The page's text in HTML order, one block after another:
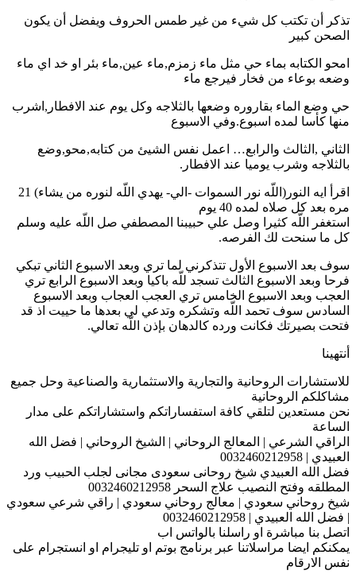
تذكر أن تكتب كل شيء من غير طمس الحروف ويفضل أن يكون
الصحن كبير
امحو الكتابه بماء حي مثل ماء زمزم,ماء عين,ماء بئر او خد اي ماء
وضعه بوعاء من فخار فيرجع ماء
حي وضع الماء بقاروره وضعها بالثلاجه وكل يوم عند الافطار,اشرب
منها كأسا لمده اسبوع.وفي الاسبوع
الثاني ,الثالث والرابع… اعمل نفس الشيئ من كتابه,محو,وضع
بالثلاجه وشرب يوميا عند الافطار.
اقرأ ايه النور(اللّه نور السموات -الي- يهدي اللّه لنوره من يشاء) 21
مره بعد كل صلاه لمده 40 يوم
استغفر اللّه كثيرا وصل علي حبيبنا المصطفي صل اللّه عليه وسلم
كل ما سنحت لك الفرصه.
سوف بعد الاسبوع الأول تتذكرني لما تري وبعد الاسبوع الثاني تبكي
فرحا وبعد الاسبوع الثالث تسجد للّه باكيا وبعد الاسبوع الرابع تري
العجب وبعد الاسبوع الخامس تري العجب العجاب وبعد الاسبوع
السادس سوف تحمد اللّه وتشكره وتدعي لي بعدها ما حييت اذ قد
فتحت بصيرتك فكانت ورده كالدهان بإذن اللّه تعالي.
أنتهينا
للاستشارات الروحانية والتجارية والاستثمارية والصناعية وحل جميع
مشاكلكم الروحانية
نحن مستعدين لتلقي كافة استفساراتكم واستشاراتكم على مدار
الساعة
الراقي الشرعي | المعالج الروحاني | الشيخ الروحاني | فضل الله
العبيدي | 0032460212958
فضل الله العبيدي شيخ روحانى سعودى مجانى لجلب الحبيب ورد
المطلقه وفتح النصيب علاج السحر 0032460212958
شيخ روحاني سعودي | معالج روحاني سعودي | راقي شرعي سعودي
| فضل الله العبيدي | 0032460212958
اتصل بنا مباشرة او راسلنا بالواتس اب
يمكنكم ايضا مراسلاتنا عبر برنامج بوتم او تليجرام او انستجرام على
نفس الارقام